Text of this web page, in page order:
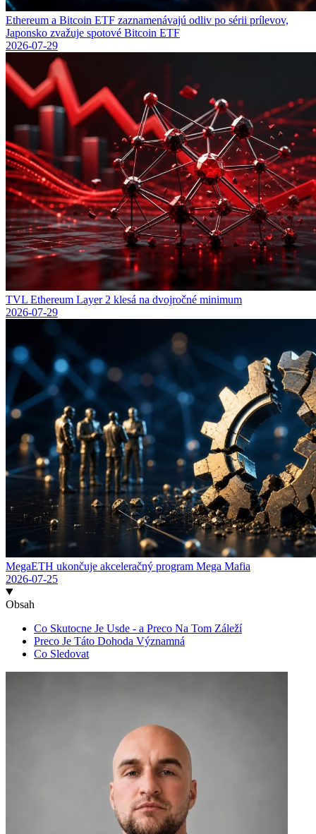
Ethereum a Bitcoin ETF zaznamenávajú odliv po sérii prílevov,
Japonsko zvažuje spotové Bitcoin ETF
2026-07-29
TVL Ethereum Layer 2 klesá na dvojročné minimum
2026-07-29
MegaETH ukončuje akceleračný program Mega Mafia
2026-07-25
Obsah
Co Skutocne Je Usde - a Preco Na Tom Záleží
Preco Je Táto Dohoda Významná
Co Sledovat